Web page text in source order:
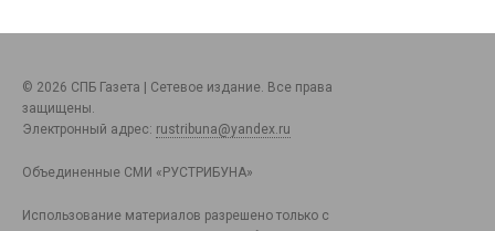
© 2026 СПБ Газета | Сетевое издание. Все права
защищены.
Электронный адрес: rustribuna@yandex.ru
Объединенные СМИ «РУСТРИБУНА»
Использование материалов разрешено только с